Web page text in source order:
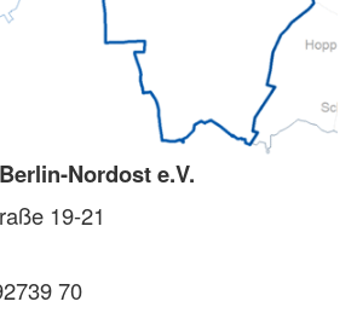
Nordost e.V.
19-21
70